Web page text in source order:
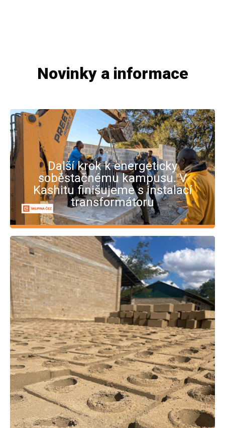
Novinky a informace
Další krok k energeticky
soběstačnému kampusu. V
Kashitu finišujeme s instalací
transformátoru